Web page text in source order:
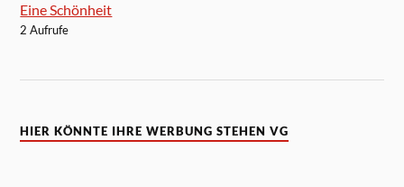
Eine Schönheit
2 Aufrufe
HIER KÖNNTE IHRE WERBUNG STEHEN VG